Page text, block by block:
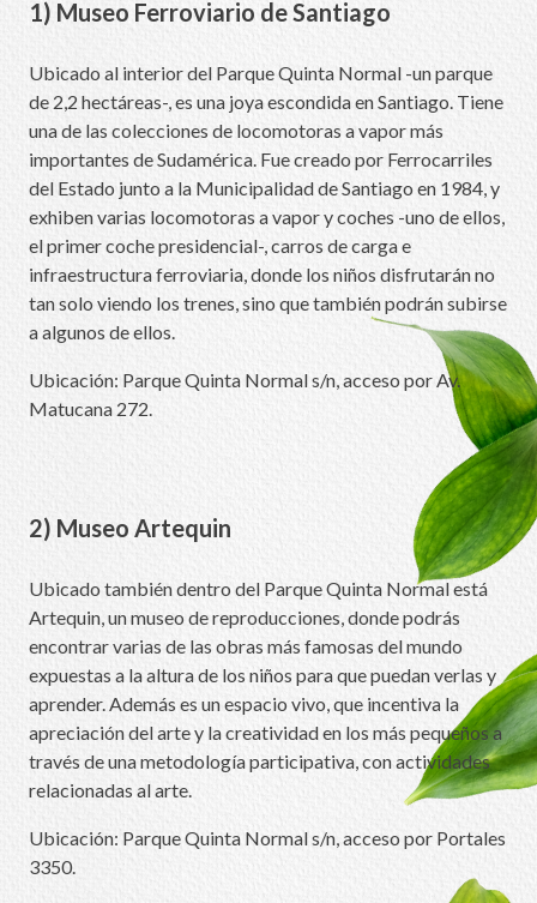
1) Museo Ferroviario de Santiago
Ubicado al interior del Parque Quinta Normal -un parque
de 2,2 hectáreas-, es una joya escondida en Santiago. Tiene
una de las colecciones de locomotoras a vapor más
importantes de Sudamérica. Fue creado por Ferrocarriles
del Estado junto a la Municipalidad de Santiago en 1984, y
exhiben varias locomotoras a vapor y coches -uno de ellos,
el primer coche presidencial-, carros de carga e
infraestructura ferroviaria, donde los niños disfrutarán no
tan solo viendo los trenes, sino que también podrán subirse
a algunos de ellos.
Ubicación: Parque Quinta Normal s/n, acceso por Av.
Matucana 272.
2) Museo Artequin
Ubicado también dentro del Parque Quinta Normal está
Artequin, un museo de reproducciones, donde podrás
encontrar varias de las obras más famosas del mundo
expuestas a la altura de los niños para que puedan verlas y
aprender. Además es un espacio vivo, que incentiva la
apreciación del arte y la creatividad en los más pequeños a
través de una metodología participativa, con actividades
relacionadas al arte.
Ubicación: Parque Quinta Normal s/n, acceso por Portales
3350.